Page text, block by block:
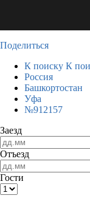
Поделиться
К поиску К
Россия
Башкортостан
Уфа
№912157
Заезд
Отъезд
Гости